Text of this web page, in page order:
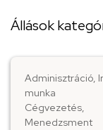
Állások
Adminisztráció,
munka
Cégvezetés,
Menedzsment